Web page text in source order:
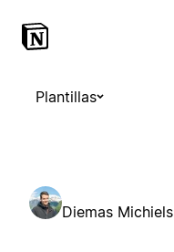
Plantillas
Diemas Michiels